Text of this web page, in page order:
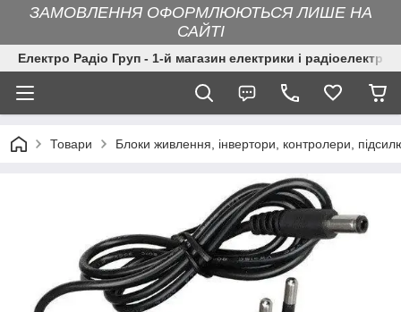
ЗАМОВЛЕННЯ ОФОРМЛЮЮТЬСЯ ЛИШЕ НА
САЙТІ
Електро Радіо Груп - 1-й магазин електрики і
Товари Блоки живлення, інвертори, контролери,